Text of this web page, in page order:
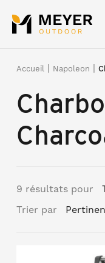
Accueil| Napoleon
9 résultats pour
Trier par